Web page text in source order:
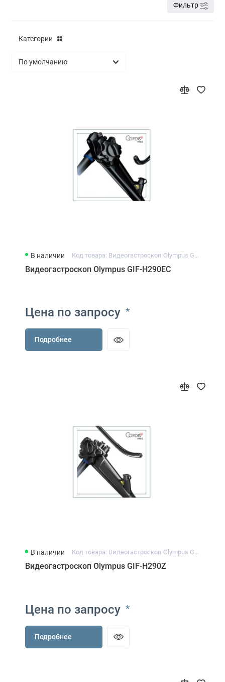
Фильтр
Категории
В наличии
Видеогастроскоп Olympus GIF-H290EC
Цена по запросу *
Подробнее
В наличии
Видеогастроскоп Olympus GIF-H290Z
Цена по запросу *
Подробнее